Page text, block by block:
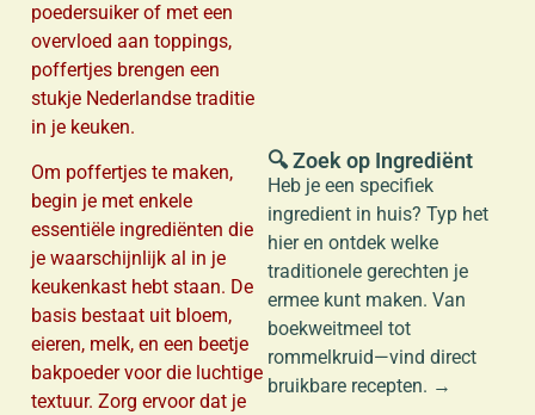
poedersuiker of met een
overvloed aan toppings,
poffertjes brengen een
stukje Nederlandse traditie
in je keuken.
Om poffertjes te maken,
begin je met enkele
essentiële ingrediënten die
je waarschijnlijk al in je
keukenkast hebt staan. De
basis bestaat uit bloem,
eieren, melk, en een beetje
bakpoeder voor die luchtige
textuur. Zorg ervoor dat je
🔍 Zoek op Ingrediënt
Heb je een specifiek
ingredient in huis? Typ het
hier en ontdek welke
traditionele gerechten je
ermee kunt maken. Van
boekweitmeel tot
rommelkruid—vind direct
bruikbare recepten. →